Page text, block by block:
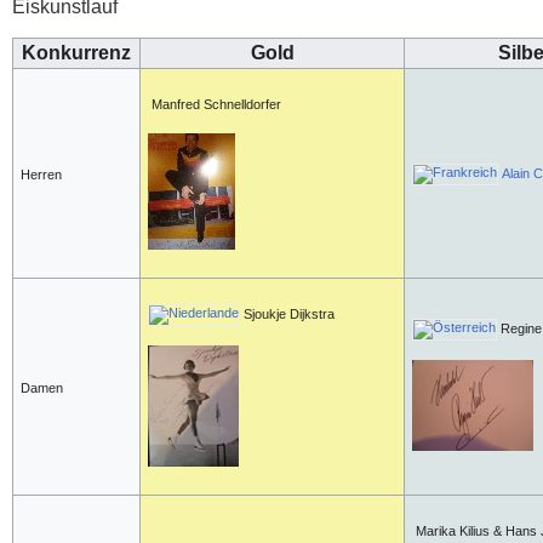
Eiskunstlauf
Konkurrenz Gold
Herren
Manfred Schnelldorfer
Alain
Damen
Sjoukje Dijkstra
Marika Kilius & Hans